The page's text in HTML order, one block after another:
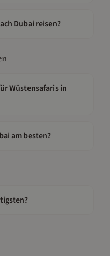
Dubai reisen?
Wüstensafaris in
am besten?